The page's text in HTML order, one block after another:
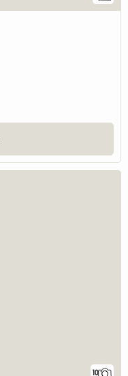
10